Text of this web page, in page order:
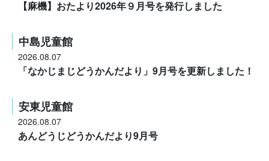
【麻機】おたより2026年９月号を発行しました
中島児童館
2026.08.07
「なかじまじどうかんだより」9月号を更新しました！
安東児童館
2026.08.07
あんどうじどうかんだより9月号